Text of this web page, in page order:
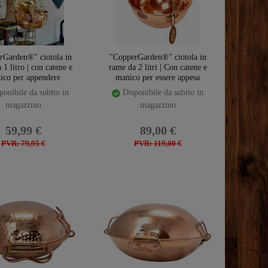
ciotola in
1 litro | con catene e
per appendere
da subito in
magazzino
PVR: 79,95 €
59,99 €
"CopperGarden®" ciotola in
rame da 2 litri | Con catene e
manico per essere appesa
Disponibile da subito in
magazzino
PVR: 119,00 €
89,00 €